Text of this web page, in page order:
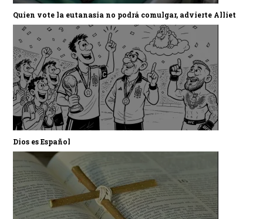
Quien vote la eutanasia no podrá comulgar, advierte Alliet
Dios es Español